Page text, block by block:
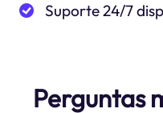
Suporte 24/7
Perguntas